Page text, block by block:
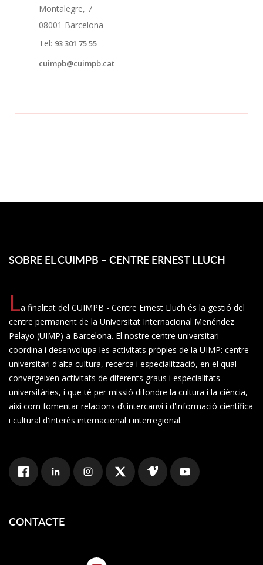
Montalegre, 7
08001 Barcelona
Tel: 93 301 75 55
cuimpb@cuimpb.cat
SOBRE EL CUIMPB – CENTRE ERNEST LLUCH
La finalitat del CUIMPB - Centre Ernest Lluch és la gestió del
centre permanent de la Universitat Internacional Menéndez
Pelayo (UIMP) a Barcelona. El nostre centre universitari
coordina i desenvolupa les activitats pròpies de la UIMP: centre
universitari d'alta cultura, recerca i especialització, en el qual
convergeixen activitats de diferents graus i especialitats
universitàries, i que té per missió difondre la cultura i la ciència,
així com fomentar relacions d\'intercanvi i d'informació científica
i cultural d'interès internacional i interregional.
CONTACTE